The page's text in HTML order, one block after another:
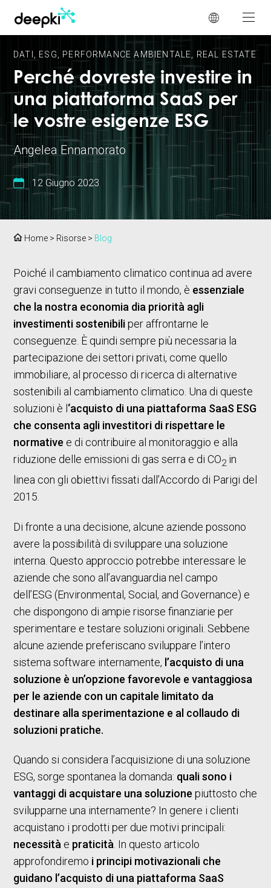
DATI ESG PERFORMANCE AMBIENTALE REAL ESTATE
Perché dovreste investire in
una piattaforma SaaS per
le vostre esigenze ESG
Angelea Ennamorato
12 Giugno 2023
Home > Risorse > Blog
Poiché il cambiamento climatico continua ad avere
gravi conseguenze in tutto il mondo, è essenziale
che la nostra economia dia priorità agli
investimenti sostenibiliper affrontarne le
conseguenze. È quindi sempre più necessaria la
partecipazione dei settori privati, come quello
immobiliare, al processo di ricerca di alternative
sostenibili al cambiamento climatico. Una di queste
soluzioni è l ‘acquisto di una piattaforma SaaS ESG
che consenta agli investitori di rispettare le
normative e di contribuire al monitoraggio e alla
riduzione delle emissioni di gas serra e di CO2 in
linea con gli obiettivi fissati dall’Accordo di Parigi del
2015.
Di fronte a una decisione, alcune aziende possono
avere la possibilità di sviluppare una soluzione
interna. Questo approccio potrebbe interessare le
aziende che sono all’avanguardia nel campo
dell’ESG (Environmental, Social, and Governance) e
che dispongono di ampie risorse finanziarie per
sperimentare e testare soluzioni originali. Sebbene
alcune aziende preferiscano sviluppare l’intero
sistema software internamente, l’acquisto di una
soluzione è un’opzione favorevole e vantaggiosa
per le aziende con un capitale limitato da
destinare alla sperimentazione e al collaudo di
soluzioni pratiche.
Quando si considera l’acquisizione di una soluzione
ESG, sorge spontanea la domanda: quali sono i
vantaggi di acquistare una soluzione piuttosto che
svilupparne una internamente? In genere i clienti
acquistano i prodotti per due motivi principali:
necessità e praticità. In questo articolo
approfondiremo i principi motivazionali che
guidano l’acquisto di una piattaforma SaaS
Pannello di gestione dei cookies